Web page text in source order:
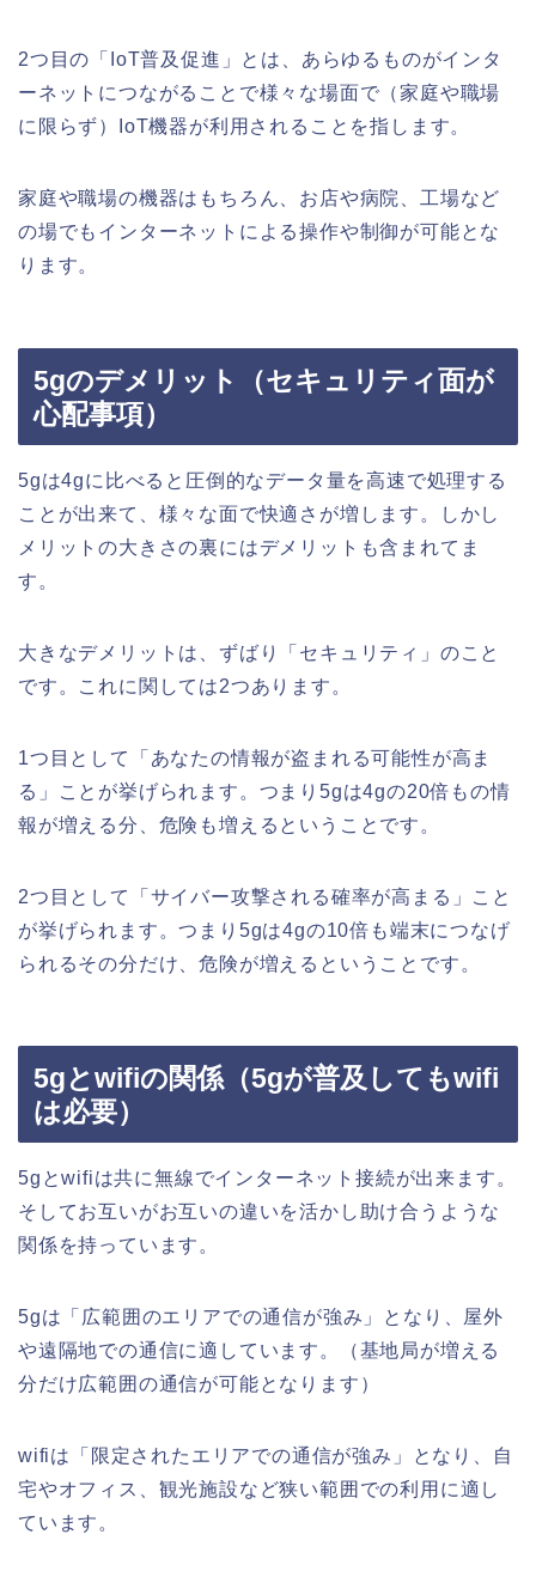
2つ目の「IoT普及促進」とは、あらゆるものがインタ
ーネットにつながることで様々な場面で（家庭や職場
に限らず）IoT機器が利用されることを指します。
家庭や職場の機器はもちろん、お店や病院、工場など
の場でもインターネットによる操作や制御が可能とな
ります。
5gのデメリット（セキュリティ面が
心配事項）
5gは4gに比べると圧倒的なデータ量を高速で処理する
ことが出来て、様々な面で快適さが増します。しかし
メリットの大きさの裏にはデメリットも含まれてま
す。
大きなデメリットは、ずばり「セキュリティ」のこと
です。これに関しては2つあります。
1つ目として「あなたの情報が盗まれる可能性が高ま
る」ことが挙げられます。つまり5gは4gの20倍もの情
報が増える分、危険も増えるということです。
2つ目として「サイバー攻撃される確率が高まる」こと
が挙げられます。つまり5gは4gの10倍も端末につなげ
られるその分だけ、危険が増えるということです。
5gとwifiの関係（5gが普及してもwifi
は必要）
5gとwifiは共に無線でインターネット接続が出来ます。
そしてお互いがお互いの違いを活かし助け合うような
関係を持っています。
5gは「広範囲のエリアでの通信が強み」となり、屋外
や遠隔地での通信に適しています。（基地局が増える
分だけ広範囲の通信が可能となります）
wifiは「限定されたエリアでの通信が強み」となり、自
宅やオフィス、観光施設など狭い範囲での利用に適し
ています。